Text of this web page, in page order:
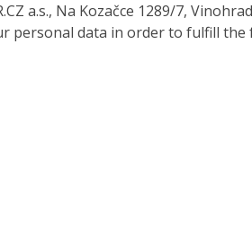
a.s., Na Kozačce 1289/7,
personal data in order to fulfill the